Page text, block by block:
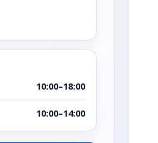
10:00–18:00
10:00–14:00